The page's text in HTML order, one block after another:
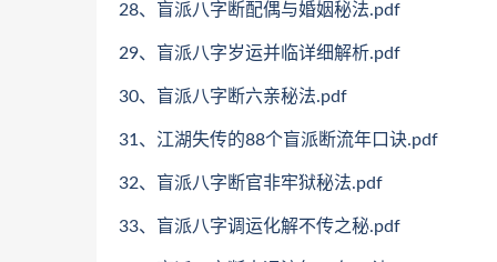
28、盲派八字断配偶与婚姻秘法.pdf
29、盲派八字岁运并临详细解析.pdf
30、盲派八字断六亲秘法.pdf
31、江湖失传的88个盲派断流年口诀.pdf
32、盲派八字断官非牢狱秘法.pdf
33、盲派八字调运化解不传之秘.pdf